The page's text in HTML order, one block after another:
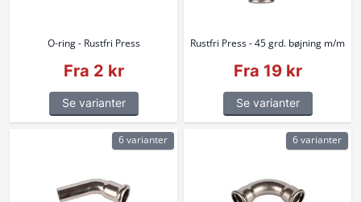
O-ring - Rustfri Press
Fra 2 kr
Se varianter
Rustfri Press - 45 grd. bøjning m/m
Fra 19 kr
Se varianter
6 varianter 6 varianter